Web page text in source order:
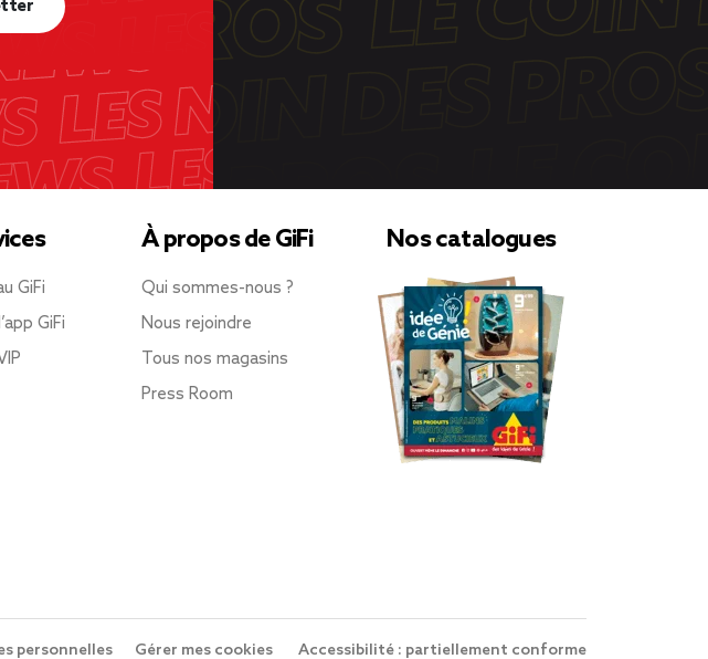
GiFi
GiFi
À propos de GiFi
Qui sommes-nous ?
Nous rejoindre
Tous nos magasins
Press Room
Nos catalogues
personnelles Gérer mes cookies Accessibilité : partiellement conforme